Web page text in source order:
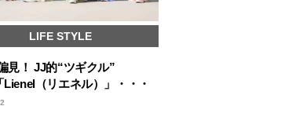
LIFE STYLE
見！ JJ的“ツギクル”
Lienel（リエネル）」・・・